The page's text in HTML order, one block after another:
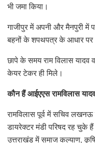
भी जमा किया।
गाजीपुर में अपनी और मैनपुरी में
बहनों के शपथपत्र के आधार पर
छापे के समय राम विलास
केयर टेकर ही मिले।
कौन हैं आईएएस रामविलास
रामविलास पूर्व में सचिव
डायरेक्टर मंडी परिषद रह चुके
उत्तराखंड में समाज कल्याण,